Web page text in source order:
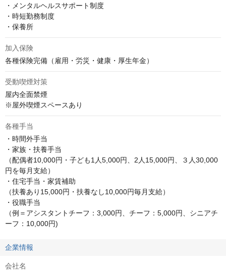
・メンタルヘルスサポート制度
・時短勤務制度
・保養所
加入保険
各種保険完備（雇用・労災・健康・厚生年金）
受動喫煙対策
屋内全面禁煙
※屋外喫煙スペースあり
各種手当
・時間外手当
・家族・扶養手当
（配偶者10,000円・子ども1人5,000円、2人15,000円、３人30,000
円を毎月支給）
・住宅手当・家賃補助
（扶養あり15,000円・扶養なし10,000円毎月支給）
・役職手当
（例＝アシスタントチーフ：3,000円、チーフ：5,000円、シニアチ
ーフ：10,000円)
企業情報
会社名